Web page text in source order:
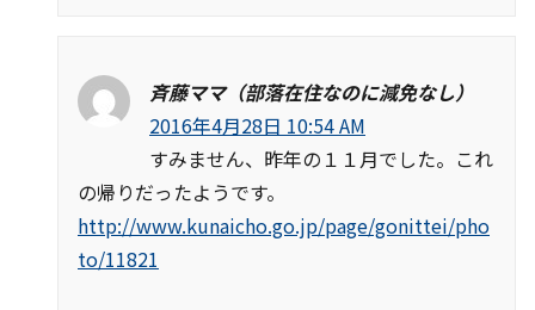
斉藤ママ（部落在住なのに減免なし）
2016年4月28日 10:54 AM
すみません、昨年の１１月でした。これ
の帰りだったようです。
http://www.kunaicho.go.jp/page/gonittei/pho
to/11821